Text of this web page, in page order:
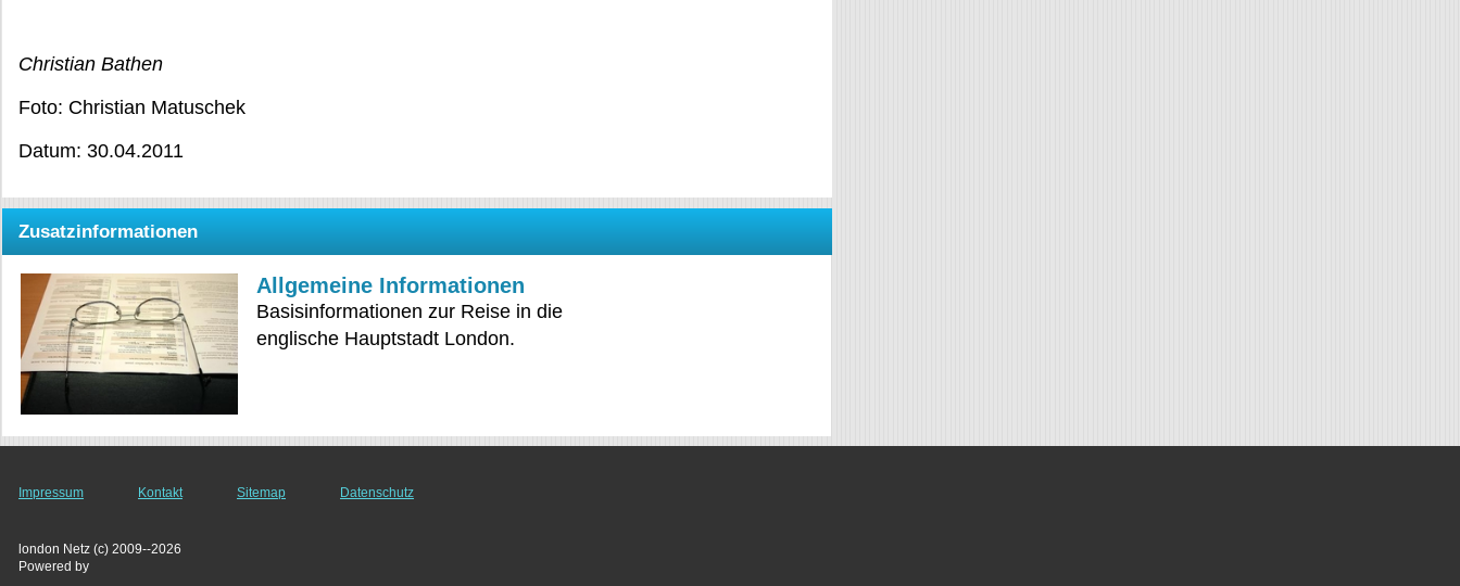
Christian Bathen
Foto: Christian Matuschek
Datum: 30.04.2011
Zusatzinformationen
Allgemeine Informationen
Basisinformationen zur Reise in die
englische Hauptstadt London.
Impressum Kontakt Sitemap Datenschutz
london Netz (c) 2009--2026
Powered by